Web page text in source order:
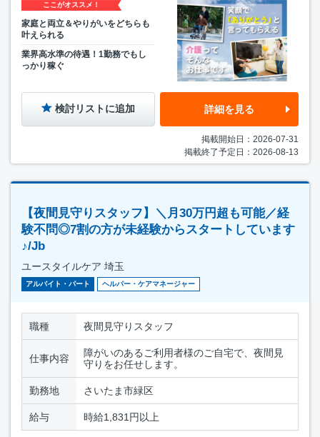
ここがオススメ！
家庭と両立＆やりがいをどちらも
叶えられる
業界高水準の待遇！1勤務でもし
っかり稼ぐ
検討リストに追加 詳細を見る
掲載開始日：2026-07-31
掲載終了予定日：2026-08-13
【夜間見守りスタッフ】＼月30万円超も可能／経
験不問◎7割の方が未経験からスタートしています
♪/Jb
ユースタイルケア 埼玉
アルバイト・パート ヘルパー・ケアマネージャー
職種 夜間見守りスタッフ
仕事内容
障がいのあるご利用者様のご自宅で、夜間見
守りをお任せします。
勤務地 さいたま市緑区
給与 時給1,831円以上